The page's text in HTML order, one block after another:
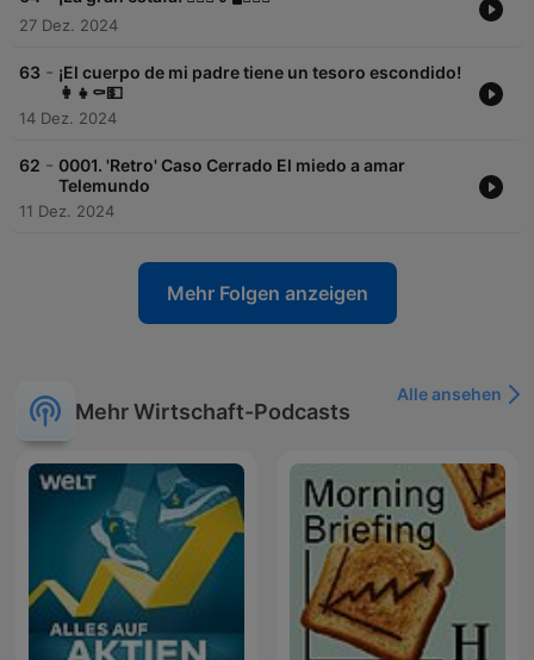
27 Dez. 2024
63 - ¡El cuerpo de mi padre tiene un tesoro escondido!
👩‍👧⚰️💵
14 Dez. 2024
62 - 0001. 'Retro' Caso Cerrado El miedo a amar
Telemundo
11 Dez. 2024
Mehr Folgen anzeigen
Mehr Wirtschaft-Podcasts
Alle ansehen